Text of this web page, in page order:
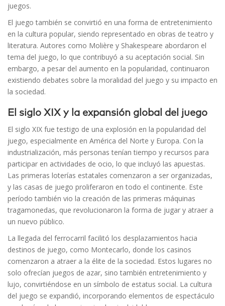
juegos.
El juego también se convirtió en una forma de entretenimiento
en la cultura popular, siendo representado en obras de teatro y
literatura. Autores como Molière y Shakespeare abordaron el
tema del juego, lo que contribuyó a su aceptación social. Sin
embargo, a pesar del aumento en la popularidad, continuaron
existiendo debates sobre la moralidad del juego y su impacto en
la sociedad.
El siglo XIX y la expansión global del juego
El siglo XIX fue testigo de una explosión en la popularidad del
juego, especialmente en América del Norte y Europa. Con la
industrialización, más personas tenían tiempo y recursos para
participar en actividades de ocio, lo que incluyó las apuestas.
Las primeras loterías estatales comenzaron a ser organizadas,
y las casas de juego proliferaron en todo el continente. Este
período también vio la creación de las primeras máquinas
tragamonedas, que revolucionaron la forma de jugar y atraer a
un nuevo público.
La llegada del ferrocarril facilitó los desplazamientos hacia
destinos de juego, como Montecarlo, donde los casinos
comenzaron a atraer a la élite de la sociedad. Estos lugares no
solo ofrecían juegos de azar, sino también entretenimiento y
lujo, convirtiéndose en un símbolo de estatus social. La cultura
del juego se expandió, incorporando elementos de espectáculo